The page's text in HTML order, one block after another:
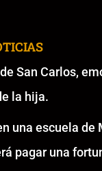
San Carlos,
la hija.
una escuela de
pagar una